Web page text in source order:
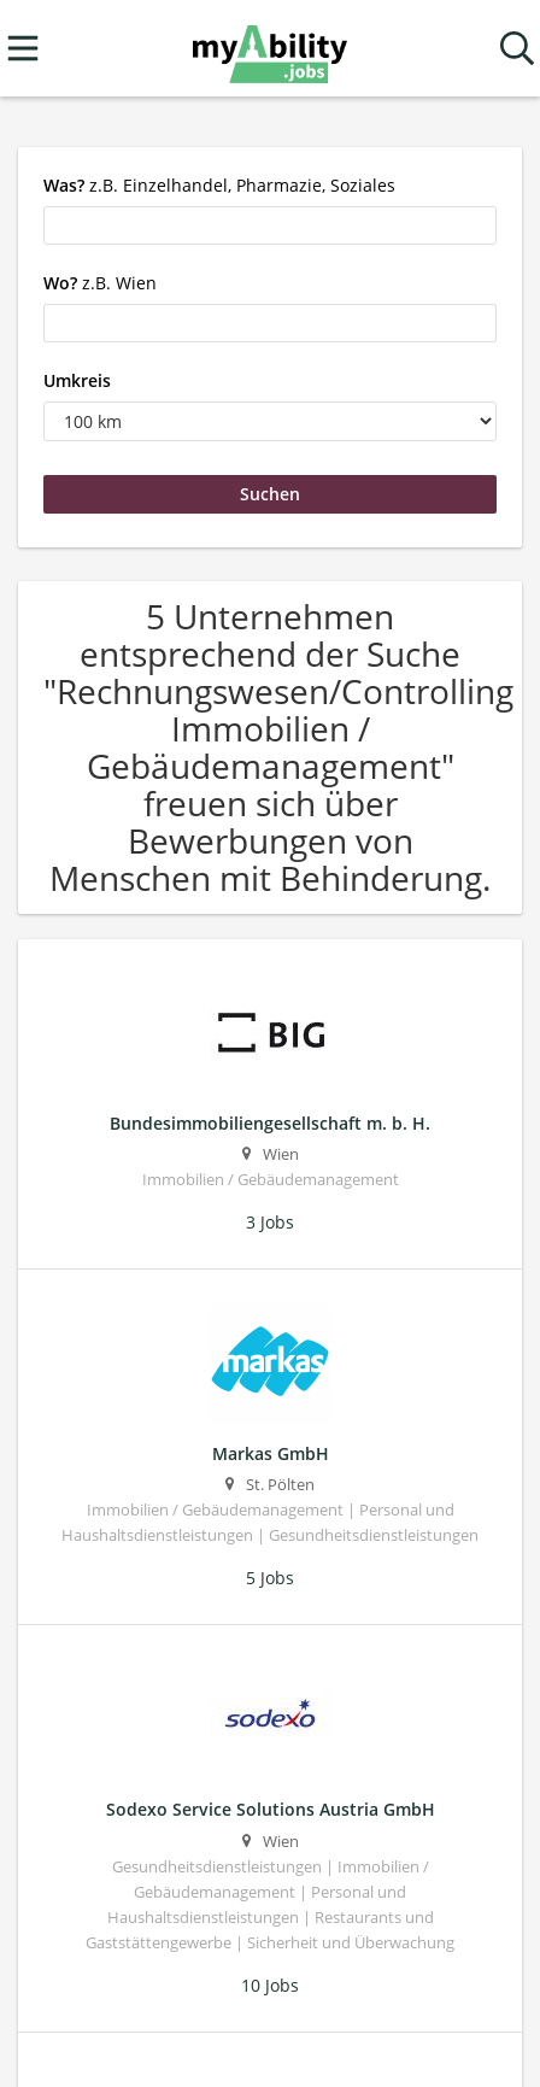
Was? z.B. Einzelhandel, Pharmazie, Soziales
Wo? z.B. Wien
Umkreis
5 Unternehmen
entsprechend der Suche
"Rechnungswesen/Controlling
Immobilien /
Gebäudemanagement"
freuen sich über
Bewerbungen von
Menschen mit Behinderung.
Bundesimmobiliengesellschaft m. b. H.
Wien
Immobilien / Gebäudemanagement
3 Jobs
Markas GmbH
St. Pölten
Immobilien / Gebäudemanagement | Personal und
Haushaltsdienstleistungen | Gesundheitsdienstleistungen
5 Jobs
Sodexo Service Solutions Austria GmbH
Wien
Gesundheitsdienstleistungen | Immobilien /
Gebäudemanagement | Personal und
Haushaltsdienstleistungen | Restaurants und
Gaststättengewerbe | Sicherheit und Überwachung
10 Jobs